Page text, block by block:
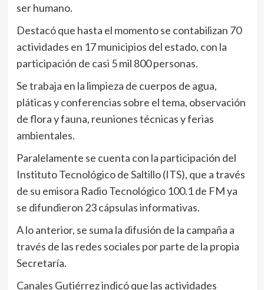
ser humano.
Destacó que hasta el momento se contabilizan 70
actividades en 17 municipios del estado, con la
participación de casi 5 mil 800 personas.
Se trabaja en la limpieza de cuerpos de agua,
pláticas y conferencias sobre el tema, observación
de flora y fauna, reuniones técnicas y ferias
ambientales.
Paralelamente se cuenta con la participación del
Instituto Tecnológico de Saltillo (ITS), que a través
de su emisora Radio Tecnológico 100.1 de FM ya
se difundieron 23 cápsulas informativas.
A lo anterior, se suma la difusión de la campaña a
través de las redes sociales por parte de la propia
Secretaría.
Canales Gutiérrez indicó que las actividades